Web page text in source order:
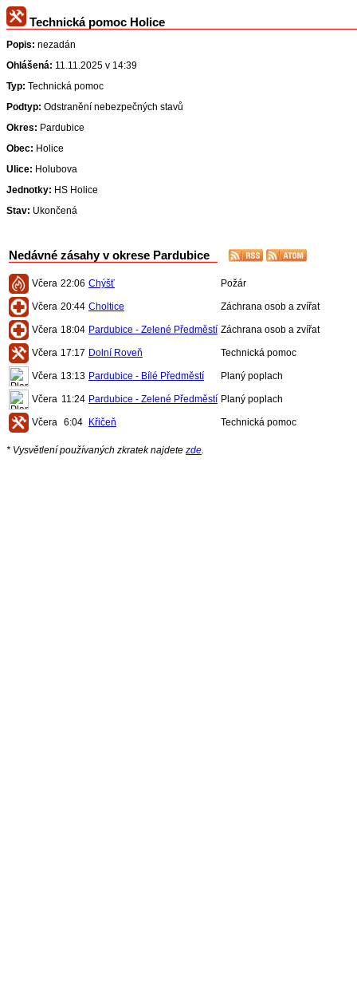
Technická pomoc Holice
Popis: nezadán
Ohlášená: 11.11.2025 v 14:39
Typ: Technická pomoc
Podtyp: Odstranění nebezpečných stavů
Okres: Pardubice
Obec: Holice
Ulice: Holubova
Jednotky: HS Holice
Stav: Ukončená
Nedávné zásahy v okrese Pardubice
Včera 22:06 Chýšť Požár
Včera 20:44 Choltice Záchrana osob a zvířat
Včera 18:04 Pardubice - Zelené Předměstí Záchrana osob a zvířat
Včera 17:17 Dolní Roveň Technická pomoc
Včera 13:13 Pardubice - Bílé Předměstí Planý poplach
Včera 11:24 Pardubice - Zelené Předměstí Planý poplach
Včera 6:04 Křičeň Technická pomoc
* Vysvětlení používaných zkratek najdete zde.